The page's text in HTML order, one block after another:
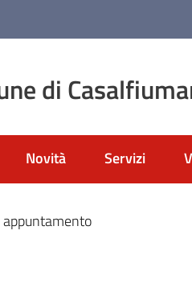
di
Novità Servizi